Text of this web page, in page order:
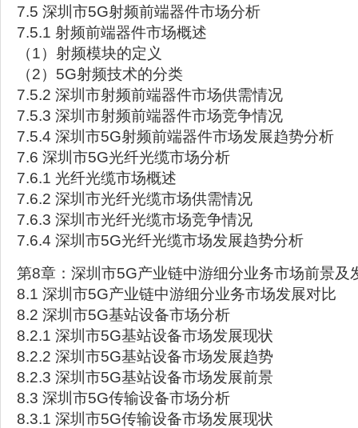
7.5 深圳市5G射频前端器件市场分析
7.5.1 射频前端器件市场概述
（1）射频模块的定义
（2）5G射频技术的分类
7.5.2 深圳市射频前端器件市场供需情况
7.5.3 深圳市射频前端器件市场竞争情况
7.5.4 深圳市5G射频前端器件市场发展趋势分析
7.6 深圳市5G光纤光缆市场分析
7.6.1 光纤光缆市场概述
7.6.2 深圳市光纤光缆市场供需情况
7.6.3 深圳市光纤光缆市场竞争情况
7.6.4 深圳市5G光纤光缆市场发展趋势分析
第8章：深圳市5G产业链中游细分业务市场前景及
8.1 深圳市5G产业链中游细分业务市场发展对比
8.2 深圳市5G基站设备市场分析
8.2.1 深圳市5G基站设备市场发展现状
8.2.2 深圳市5G基站设备市场发展趋势
8.2.3 深圳市5G基站设备市场发展前景
8.3 深圳市5G传输设备市场分析
8.3.1 深圳市5G传输设备市场发展现状